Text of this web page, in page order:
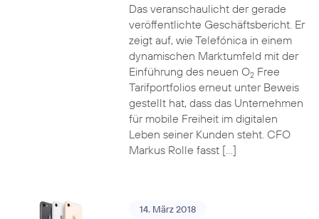
Das veranschaulicht der gerade
veröffentlichte Geschäftsbericht. Er
zeigt auf, wie Telefónica in einem
dynamischen Marktumfeld mit der
Einführung des neuen O2Free
Tarifportfolios erneut unter Beweis
gestellt hat, dass das Unternehmen
für mobile Freiheit im digitalen
Leben seiner Kunden steht. CFO
Markus Rolle fasst […]
14. März 2018